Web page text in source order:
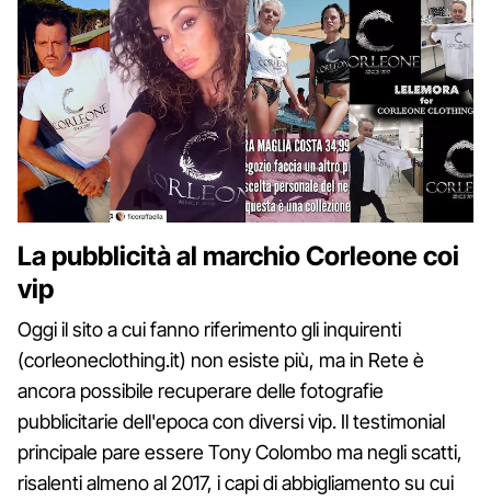
La pubblicità al marchio Corleone coi
vip
Oggi il sito a cui fanno riferimento gli inquirenti
(corleoneclothing.it) non esiste più, ma in Rete è
ancora possibile recuperare delle fotografie
pubblicitarie dell'epoca con diversi vip. Il testimonial
principale pare essere Tony Colombo ma negli scatti,
risalenti almeno al 2017, i capi di abbigliamento su cui